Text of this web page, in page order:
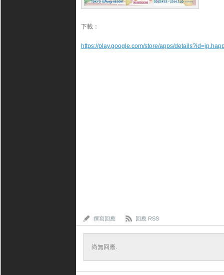
下載：
https://play.google.com/store/apps/
撰寫回應 回應 RSS
尚無回應.